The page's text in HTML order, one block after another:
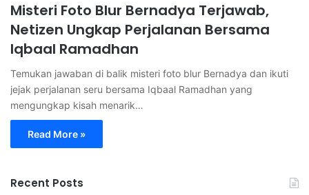
Misteri Foto Blur Bernadya Terjawab,
Netizen Ungkap Perjalanan Bersama
Iqbaal Ramadhan
Temukan jawaban di balik misteri foto blur Bernadya dan ikuti
jejak perjalanan seru bersama Iqbaal Ramadhan yang
mengungkap kisah menarik…
Read More »
Recent Posts